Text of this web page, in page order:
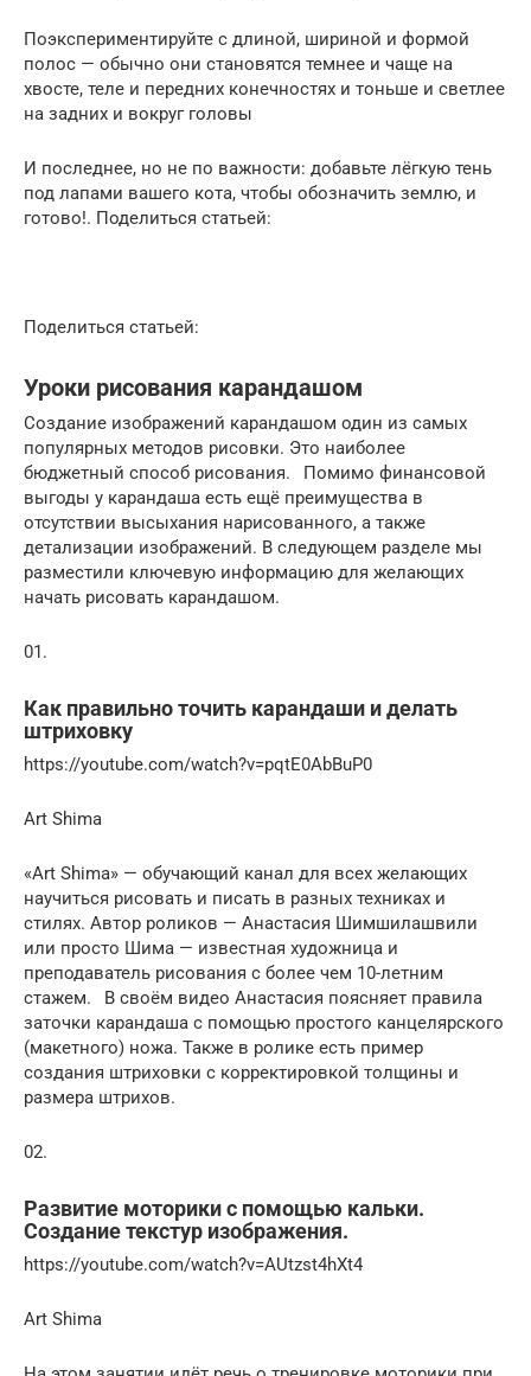
Поэкспериментируйте с длиной, шириной и формой
полос — обычно они становятся темнее и чаще на
хвосте, теле и передних конечностях и тоньше и светлее
на задних и вокруг головы
И последнее, но не по важности: добавьте лёгкую тень
под лапами вашего кота, чтобы обозначить землю, и
готово!. Поделиться статьей:
Поделиться статьей:
Уроки рисования карандашом
Создание изображений карандашом один из самых
популярных методов рисовки. Это наиболее
бюджетный способ рисования.⠀Помимо финансовой
выгоды у карандаша есть ещё преимущества в
отсутствии высыхания нарисованного, а также
детализации изображений. В следующем разделе мы
разместили ключевую информацию для желающих
начать рисовать карандашом.
01.
Как правильно точить карандаши и делать
штриховку
https://youtube.com/watch?v=pqtE0AbBuP0
Art Shima
«Art Shima» — обучающий канал для всех желающих
научиться рисовать и писать в разных техниках и
стилях. Автор роликов — Анастасия Шимшилашвили
или просто Шима — известная художница и
преподаватель рисования с более чем 10-летним
стажем.⠀В своём видео Анастасия поясняет правила
заточки карандаша с помощью простого канцелярского
(макетного) ножа. Также в ролике есть пример
создания штриховки с корректировкой толщины и
размера штрихов.
02.
Развитие моторики с помощью кальки.
Создание текстур изображения.
https://youtube.com/watch?v=AUtzst4hXt4
Art Shima